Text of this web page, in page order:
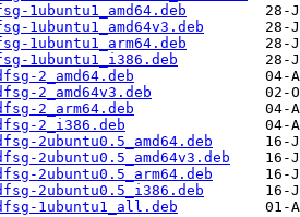
1ubuntu1_amd64.deb
1ubuntu1_amd64v3.deb
1ubuntu1_arm64.deb
1ubuntu1_i386.deb
2_amd64.deb
2_amd64v3.deb
2_arm64.deb
2_i386.deb
2ubuntu0.5_amd64.deb
2ubuntu0.5_amd64v3.deb
2ubuntu0.5_arm64.deb
2ubuntu0.5_i386.deb
1ubuntu1_all.deb